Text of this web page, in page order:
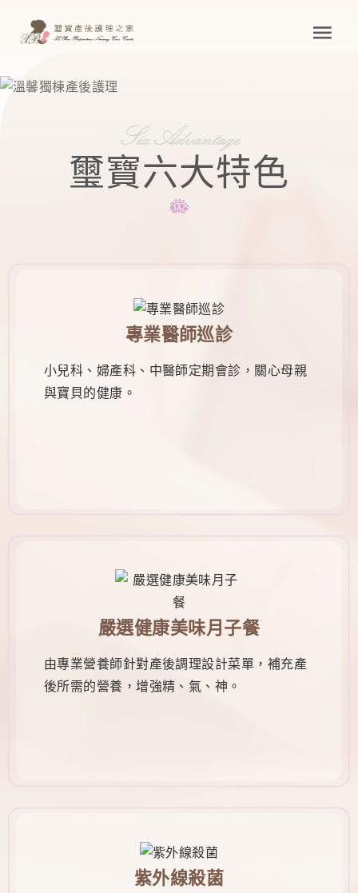
璽寶六大特色
專業醫師巡診
小兒科、婦產科、中醫師定期會診，關心母親
與寶貝的健康。
嚴選健康美味月子餐
由專業營養師針對產後調理設計菜單，補充產
後所需的營養，增強精、氣、神。
紫外線殺菌